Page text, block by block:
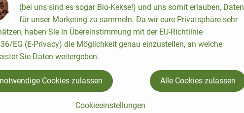
(bei uns sind es sogar Bio-Kekse!) und uns somit erlauben, Daten
für unser Marketing zu sammeln. Da wir eure Privatsphäre sehr
haben Sie in Übereinstimmung mit der EU-Richtlinie
EG (E-Privacy) die Möglichkeit genau einzustellen, an welche
Sie Daten weitergeben.
Cookieeinstellungen
Cookies zulassen Alle Cookies zulassen